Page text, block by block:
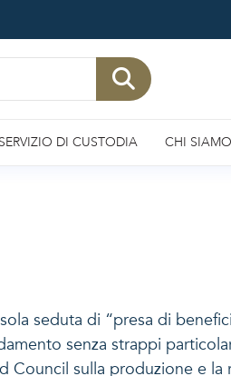
SERVIZIO DI CUSTODIA CHI SIAMO
seduta di “presa di
senza strappi
sulla produzione e la